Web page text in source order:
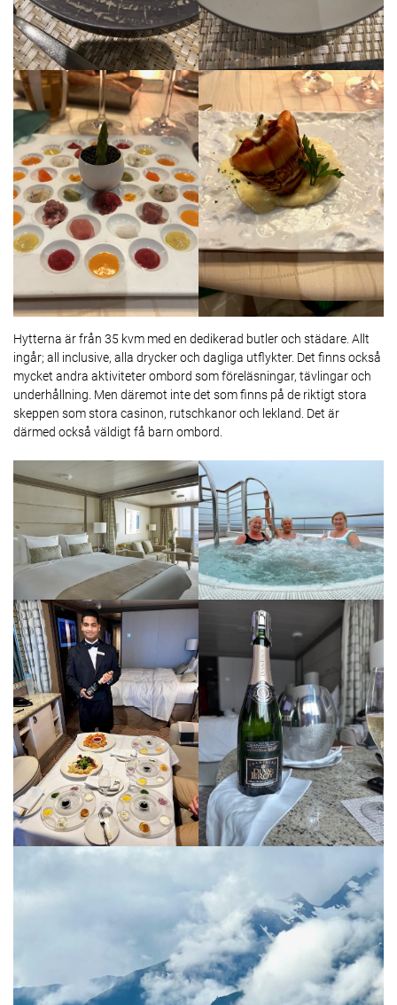
Hytterna är från 35 kvm med en dedikerad butler och städare. Allt
ingår; all inclusive, alla drycker och dagliga utflykter. Det finns också
mycket andra aktiviteter ombord som föreläsningar, tävlingar och
underhållning. Men däremot inte det som finns på de riktigt stora
skeppen som stora casinon, rutschkanor och lekland. Det är
därmed också väldigt få barn ombord.